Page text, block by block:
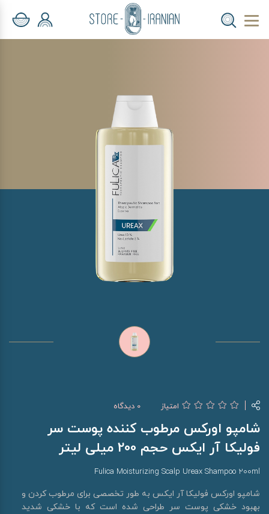
امتیاز 0 دیدگاه
شامپو اورکس مرطوب کننده پوست سر
فولیکا آر ایکس حجم 200 میلی لیتر
Fulica Moisturizing Scalp Ureax Shampoo 200ml
شامپو اورکس فولیکا آر ایکس به طور تخصصی برای مرطوب کردن و
بهبود خشکی پوست سر طراحی شده است که با خشکی شدید